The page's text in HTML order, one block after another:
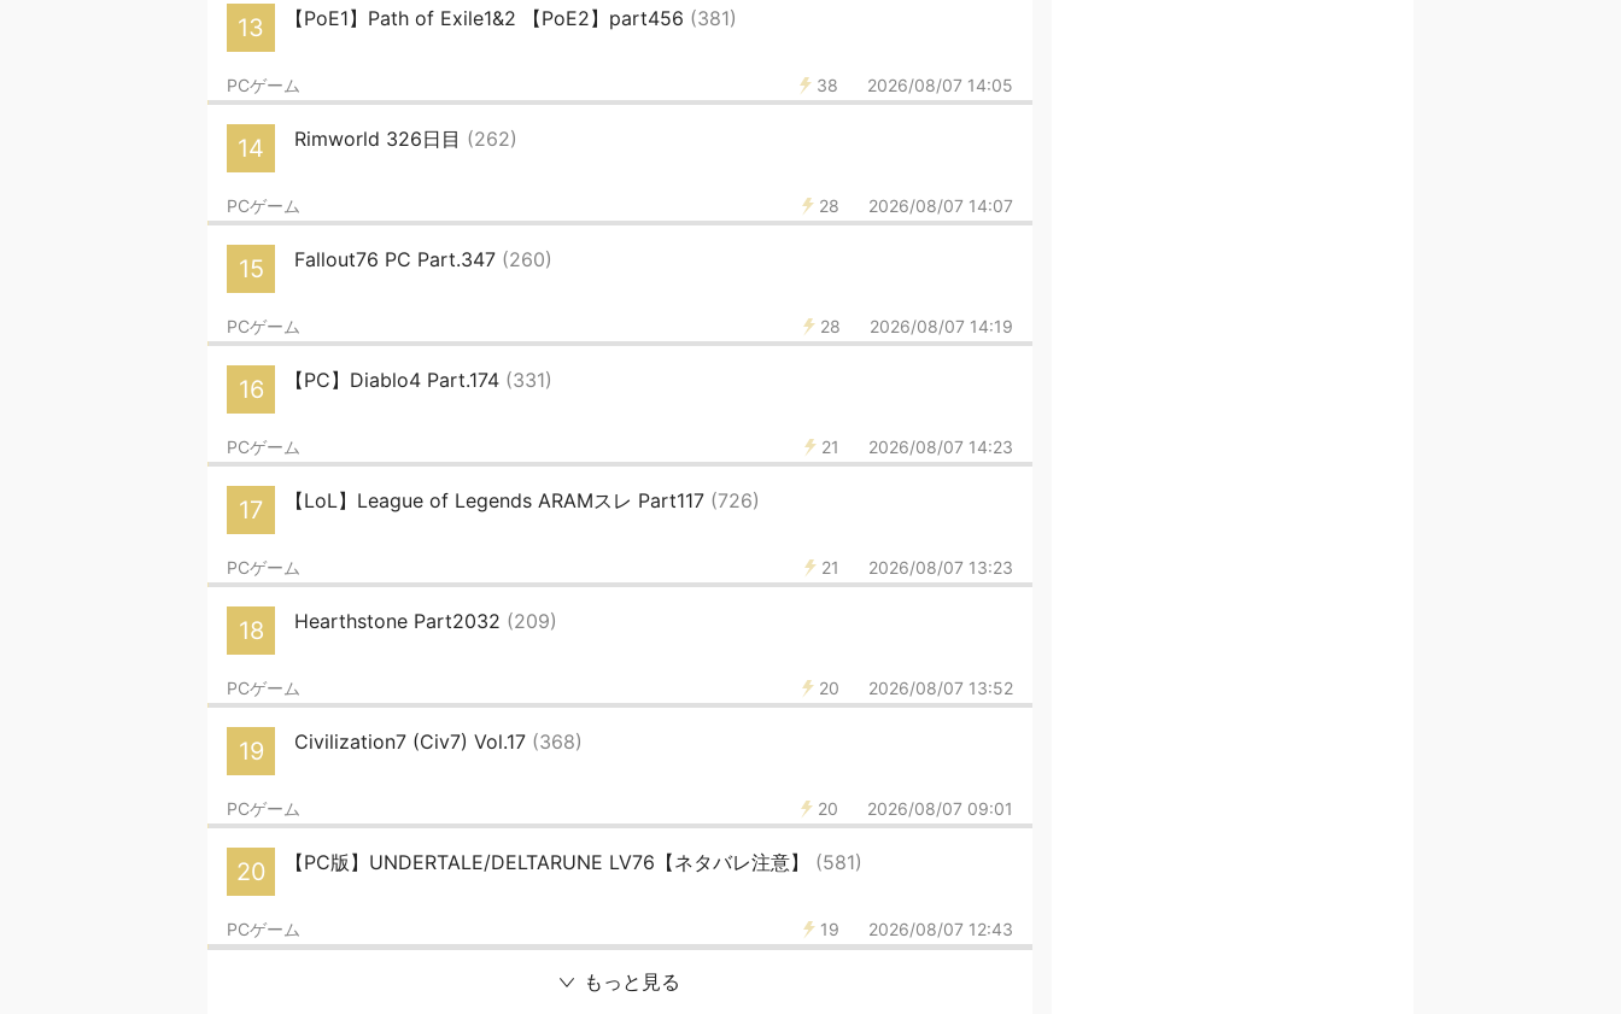
13 【PoE1】Path of Exile1&2 【PoE2】part456 (381)
38 2026/08/07 14:05
PCゲーム
14 Rimworld 326日目 (262)
28 2026/08/07 14:07
PCゲーム
15 Fallout76 PC Part.347 (260)
28 2026/08/07 14:19
PCゲーム
16 【PC】Diablo4 Part.174 (331)
21 2026/08/07 14:23
PCゲーム
17 【LoL】League of Legends ARAMスレ Part117 (726)
21 2026/08/07 13:23
PCゲーム
18 Hearthstone Part2032 (209)
20 2026/08/07 13:52
PCゲーム
19 Civilization7 (Civ7) Vol.17 (368)
20 2026/08/07 09:01
PCゲーム
20 【PC版】UNDERTALE/DELTARUNE LV76【ネタバレ注意】 (581)
19 2026/08/07 12:43
PCゲーム
もっと見る